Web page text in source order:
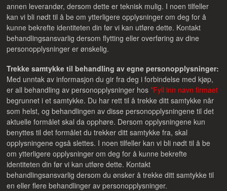
annen leverandør, dersom dette er teknisk mulig. I noen tilfeller
kan vi bli nødt til å be om ytterligere opplysninger om deg for å
kunne bekrefte identiteten din før vi kan utføre dette. Kontakt
behandlingsansvarlig dersom flytting eller overføring av dine
personopplysninger er ønskelig.
Trekke samtykke til behandling av egne personopplysninger:
Med unntak av informasjon du gir fra deg i forbindelse med kjøp,
er all behandling av personopplysninger hos*Fyll inn navn firmaet
begrunnet i et samtykke. Du har rett til å trekke ditt samtykke når
som helst, og behandlingen av disse personopplysningene til det
aktuelle formålet skal da opphøre. Dersom opplysningene kun
benyttes til det formålet du trekker ditt samtykke fra, skal
opplysningene også slettes. I noen tilfeller kan vi bli nødt til å be
om ytterligere opplysninger om deg for å kunne bekrefte
identiteten din før vi kan utføre dette. Kontakt
behandlingsansvarlig dersom du ønsker å trekke ditt samtykke til
en eller flere behandlinger av personopplysninger.